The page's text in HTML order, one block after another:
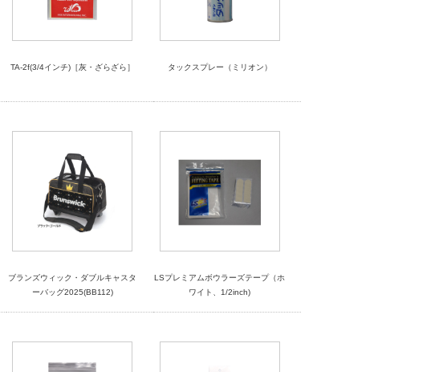
TA-2f(3/4インチ)［灰・ざらざら］ タックスプレー（ミリオン）
ブランズウィック・ダブルキャスタ
ーバッグ2025(BB112)
LSプレミアムボウラーズテープ（ホ
ワイト、1/2inch)